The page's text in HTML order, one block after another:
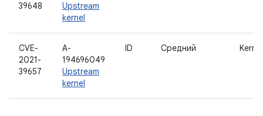
39648
Upstream
kernel
CVE-
2021-
39657
A-
194696049
Upstream
kernel
ID Средний Kernel